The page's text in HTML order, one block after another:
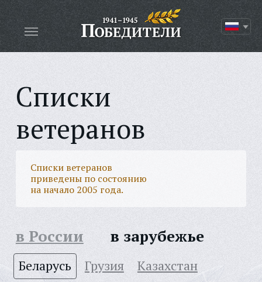
Списки
ветеранов
Списки ветеранов
приведены по состоянию
на начало 2005 года.
в России в зарубежье
Беларусь Грузия
Казахстан